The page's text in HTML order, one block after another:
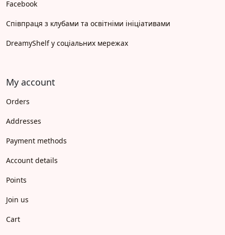
Facebook
Співпраця з клубами та освітніми ініціативами
DreamyShelf у соціальних мережах
My account
Orders
Addresses
Payment methods
Account details
Points
Join us
Cart